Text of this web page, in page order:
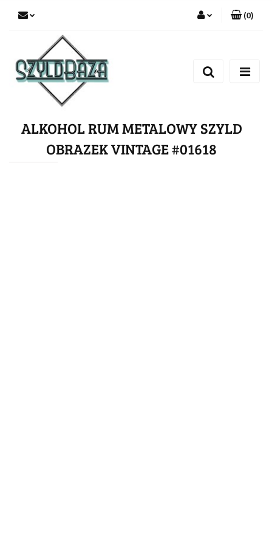
Zarejestruj się
(0)
ALKOHOL RUM METALOWY SZYLD
OBRAZEK VINTAGE #01618